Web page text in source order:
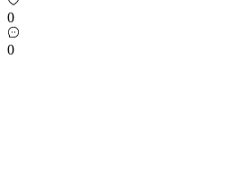
0
0